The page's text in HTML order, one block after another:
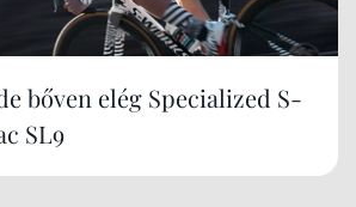
bőven elég Specialized S-
SL9